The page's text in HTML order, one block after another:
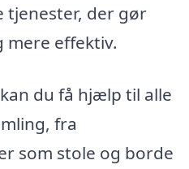
tjenester, der gør
mere effektiv.
du få hjælp til alle
fra
som stole og borde